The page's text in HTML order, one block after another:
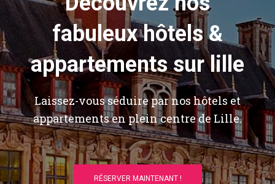
fabuleux hôtels &
appartements sur lille
Laissez-vous séduire par nos hôtels et
appartements en plein centre de Lille.
RÉSERVER MAINTENANT !